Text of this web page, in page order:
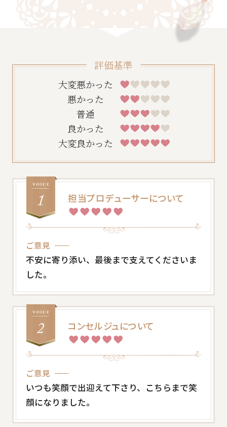
一緒に唯一無二の結婚式をプロデュースしませ
んか？採用情報はこちら
評価基準
大変悪かった
悪かった
普通
良かった
大変良かった
担当プロデューサーについて
ご意見
不安に寄り添い、最後まで支えてくださいま
した。
コンセルジュについて
ご意見
いつも笑顔で出迎えて下さり、こちらまで笑
顔になりました。